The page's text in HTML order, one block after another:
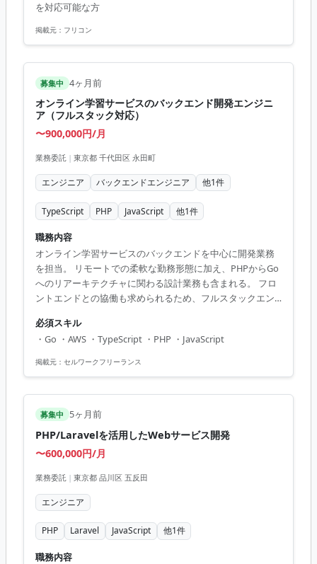
を対応可能な方
掲載元： フリコン
募集中 4ヶ月前
オンライン学習サービスのバックエンド開発エンジニ
ア（フルスタック対応）
〜900,000円/月
業務委託 | 東京都 千代田区 永田町
エンジニア バックエンドエンジニア 他1件
TypeScript PHP JavaScript 他1件
職務内容
オンライン学習サービスのバックエンドを中心に開発業務
を担当。 リモートでの柔軟な勤務形態に加え、PHPからGo
へのリアーキテクチャに関わる設計業務も含まれる。 フロ
ントエンドとの協働も求められるため、フルスタックエン
ド開発全般 - フロントエンドのサポート業務 - システムのリ
アーキテクチャ - ソフトウェア設計・アーキテクチャ設計
【アピールポイント】 - モダンな開発環境でスキルアップが
必須スキル
・Go ・AWS ・TypeScript ・PHP ・JavaScript
掲載元： セルワークフリーランス
募集中 5ヶ月前
PHP/Laravelを活用したWebサービス開発
〜600,000円/月
業務委託 | 東京都 品川区 五反田
エンジニア
PHP Laravel JavaScript 他1件
職務内容